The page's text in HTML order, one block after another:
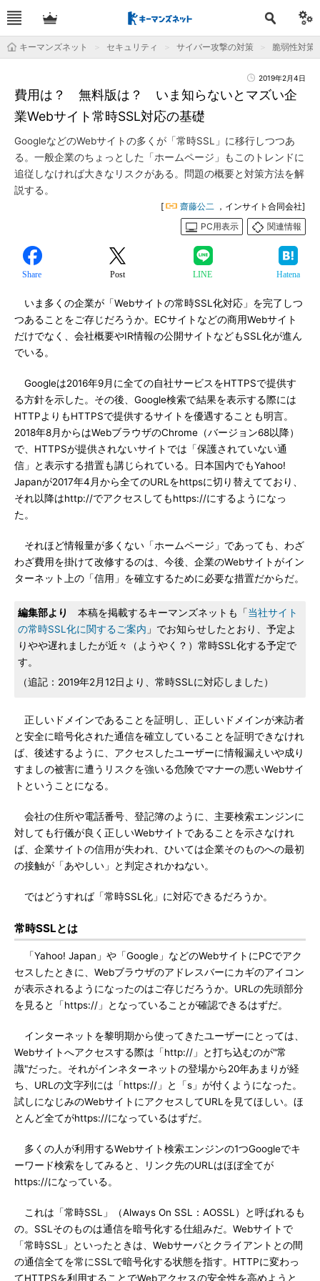
キーマンズネット セキュリティ サイバー攻撃の対策 脆弱性対策
2019年2月4日
費用は？ 無料版は？ いま知らないとマズい企
業Webサイト常時SSL対応の基礎
GoogleなどのWebサイトの多くが「常時SSL」に移行しつつあ
る。一般企業のちょっとした「ホームページ」もこのトレンドに
追従しなければ大きなリスクがある。問題の概要と対策方法を解
説する。
[ 齋藤公二 ，インサイト合同会社]
PC用表示
関連情報
Share Post LINE Hatena
いま多くの企業が「Webサイトの常時SSL化対応」を完了しつ
つあることをご存じだろうか。ECサイトなどの商用Webサイト
だけでなく、会社概要やIR情報の公開サイトなどもSSL化が進ん
でいる。
Googleは2016年9月に全ての自社サービスをHTTPSで提供す
る方針を示した。その後、Google検索で結果を表示する際には
HTTPよりもHTTPSで提供するサイトを優遇することも明言。
2018年8月からはWebブラウザのChrome（バージョン68以降）
で、HTTPSが提供されないサイトでは「保護されていない通
信」と表示する措置も講じられている。日本国内でもYahoo!
Japanが2017年4月から全てのURLをhttpsに切り替えてており、
それ以降はhttp://でアクセスしてもhttps://にするようになっ
た。
それほど情報量が多くない「ホームページ」であっても、わざ
わざ費用を掛けて改修するのは、今後、企業のWebサイトがイン
ターネット上の「信用」を確立するために必要な措置だからだ。
編集部より 本稿を掲載するキーマンズネットも「当社サイト
の常時SSL化に関するご案内 」でお知らせしたとおり、予定よ
りやや遅れましたが近々（ようやく？）常時SSL化する予定で
す。
（追記：2019年2月12日より、常時SSLに対応しました）
正しいドメインであることを証明し、正しいドメインが来訪者
と安全に暗号化された通信を確立していることを証明できなけれ
ば、後述するように、アクセスしたユーザーに情報漏えいや成り
すましの被害に遭うリスクを強いる危険でマナーの悪いWebサイ
トということになる。
会社の住所や電話番号、登記簿のように、主要検索エンジンに
対しても行儀が良く正しいWebサイトであることを示さなけれ
ば、企業サイトの信用が失われ、ひいては企業そのものへの最初
の接触が「あやしい」と判定されかねない。
ではどうすれば「常時SSL化」に対応できるだろうか。
常時SSLとは
「Yahoo! Japan」や「Google」などのWebサイトにPCでアク
セスしたときに、Webブラウザのアドレスバーにカギのアイコン
が表示されるようになったのはご存じだろうか。URLの先頭部分
を見ると「https://」となっていることが確認できるはずだ。
インターネットを黎明期から使ってきたユーザーにとっては、
Webサイトへアクセスする際は「http://」と打ち込むのが"常
識"だった。それがインネターネットの登場から20年あまりが経
ち、URLの文字列には「https://」と「s」が付くようになった。
試しになじみのWebサイトにアクセスしてURLを見てほしい。ほ
とんど全てがhttps://になっているはずだ。
多くの人が利用するWebサイト検索エンジンの1つGoogleでキ
ーワード検索をしてみると、リンク先のURLはほぼ全てが
https://になっている。
これは「常時SSL」（Always On SSL：AOSSL）と呼ばれるも
の。SSLそのものは通信を暗号化する仕組みだ。Webサイトで
「常時SSL」といったときは、Webサーバとクライアントとの間
の通信全てを常にSSLで暗号化する状態を指す。HTTPに変わっ
てHTTPSを利用することでWebアクセスの安全性を高めようと